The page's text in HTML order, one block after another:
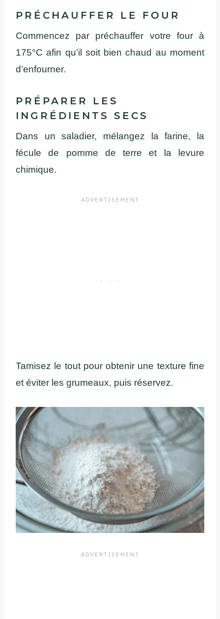
PRÉCHAUFFER LE FOUR
Commencez par préchauffer votre four à
175°C afin qu’il soit bien chaud au moment
d’enfourner.
PRÉPARER LES
INGRÉDIENTS SECS
Dans un saladier, mélangez la farine, la
fécule de pomme de terre et la levure
chimique.
Tamisez le tout pour obtenir une texture fine
et éviter les grumeaux, puis réservez.